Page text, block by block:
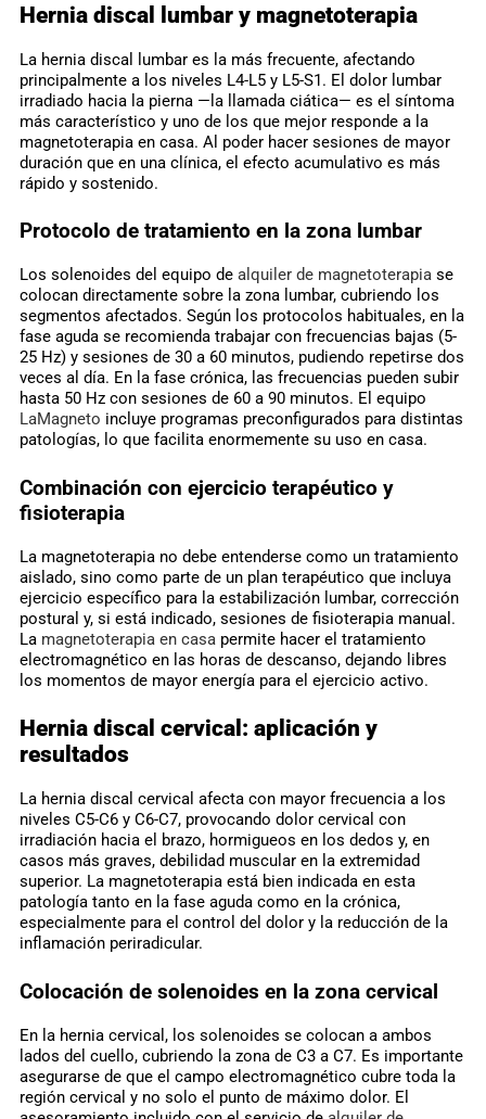
Hernia discal lumbar y magnetoterapia
La hernia discal lumbar es la más frecuente, afectando
principalmente a los niveles L4-L5 y L5-S1. El dolor lumbar
irradiado hacia la pierna —la llamada ciática— es el síntoma
más característico y uno de los que mejor responde a la
magnetoterapia en casa. Al poder hacer sesiones de mayor
duración que en una clínica, el efecto acumulativo es más
rápido y sostenido.
Protocolo de tratamiento en la zona lumbar
Los solenoides del equipo de alquiler de magnetoterapiase
colocan directamente sobre la zona lumbar, cubriendo los
segmentos afectados. Según los protocolos habituales, en la
fase aguda se recomienda trabajar con frecuencias bajas (5-
25 Hz) y sesiones de 30 a 60 minutos, pudiendo repetirse dos
veces al día. En la fase crónica, las frecuencias pueden subir
hasta 50 Hz con sesiones de 60 a 90 minutos. El equipo
LaMagneto incluye programas preconfigurados para distintas
patologías, lo que facilita enormemente su uso en casa.
Combinación con ejercicio terapéutico y
fisioterapia
La magnetoterapia no debe entenderse como un tratamiento
aislado, sino como parte de un plan terapéutico que incluya
ejercicio específico para la estabilización lumbar, corrección
postural y, si está indicado, sesiones de fisioterapia manual.
La magnetoterapia en casapermite hacer el tratamiento
electromagnético en las horas de descanso, dejando libres
los momentos de mayor energía para el ejercicio activo.
Hernia discal cervical: aplicación y
resultados
La hernia discal cervical afecta con mayor frecuencia a los
niveles C5-C6 y C6-C7, provocando dolor cervical con
irradiación hacia el brazo, hormigueos en los dedos y, en
casos más graves, debilidad muscular en la extremidad
superior. La magnetoterapia está bien indicada en esta
patología tanto en la fase aguda como en la crónica,
especialmente para el control del dolor y la reducción de la
inflamación periradicular.
Colocación de solenoides en la zona cervical
En la hernia cervical, los solenoides se colocan a ambos
lados del cuello, cubriendo la zona de C3 a C7. Es importante
asegurarse de que el campo electromagnético cubre toda la
región cervical y no solo el punto de máximo dolor. El